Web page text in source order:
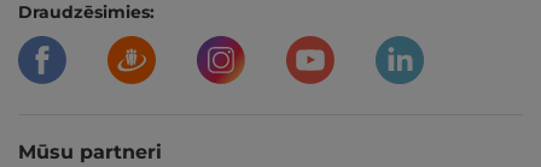
Draudzēsimies:
Mūsu partneri